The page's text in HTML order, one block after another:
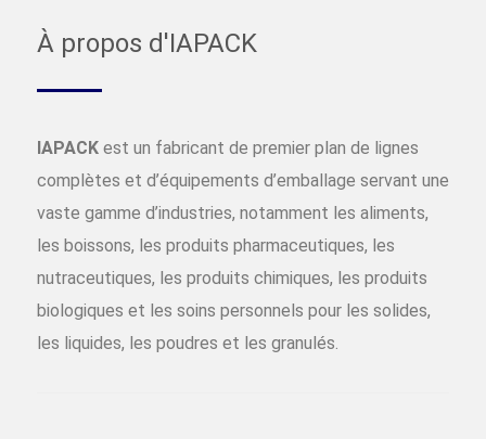
À propos d'IAPACK
IAPACK est un fabricant de premier plan de lignes
complètes et d’équipements d’emballage servant une
vaste gamme d’industries, notamment les aliments,
les boissons, les produits pharmaceutiques, les
nutraceutiques, les produits chimiques, les produits
biologiques et les soins personnels pour les solides,
les liquides, les poudres et les granulés.